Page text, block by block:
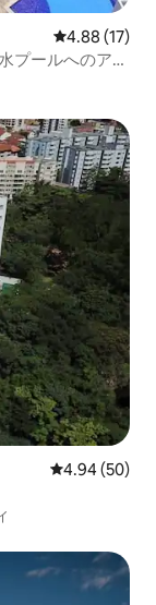
レビュー17
4.88 (17)
プールへのアク
レビュー50
4.94 (50)